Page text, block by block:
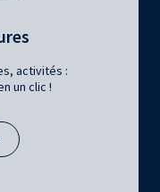
activités :
un clic !